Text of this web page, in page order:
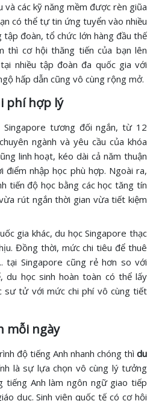
và các kỹ năng mềm được rèn giũa
có thể tự tin ứng tuyển vào nhiều
tập đoàn, tổ chức lớn hàng đầu thế
thì cơ hội thăng tiến của bạn lên
nhiều tập đoàn đa quốc gia với
hấp dẫn cũng vô cùng rộng mở.
phí hợp lý
tương đối ngắn, từ 12
ngành và yêu cầu của khóa
linh hoạt, kéo dài cả năm thuận
điểm nhập học phù hợp. Ngoài ra,
tiến độ học bằng các học tăng tín
rút ngắn thời gian vừa tiết kiệm
gia khác, du học Singapore thạc
Đồng thời, mức chi tiêu để thuê
tại Singapore cũng rẻ hơn so với
du học sinh hoàn toàn có thể lấy
sư tử với mức chi phí vô cùng tiết
mỗi ngày
độ tiếng Anh nhanh chóng thì du
là sự lựa chọn vô cùng lý tưởng
tiếng Anh làm ngôn ngữ giao tiếp
dục. Sinh viên quốc tế có cơ hội